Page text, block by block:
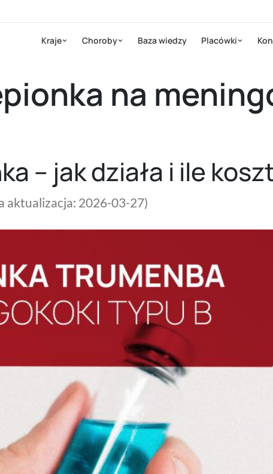
Kraje Choroby Baza wiedzy Placówki
na
– jak działa i ile
aktualizacja: 2026-03-27)